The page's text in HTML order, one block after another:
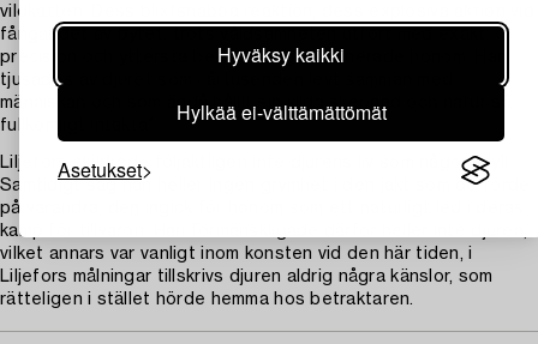
Hyväksy kaikki
Hylkää ei-välttämättömät
Asetukset
vildkatten. Dess blixtsnabba reaktion, dess explosiva aktion vid
fångandet av bytet, trots våldsamheten utfört med exakt
precision och yttersta behärskning, fascinerade honom. Han
tjusades av djuret som i årtusenden levt samman med
människan och som ändå hållit sin vilda skepnad och natur så
fullkomligt intakta".
Liljefors skildrade följaktligen inte djurens liv som någon idyll.
Samtidigt såg han heller ingen grymhet i den jakt som de förde
på varandra, den ingick för honom som ett naturligt led i deras
kamp för tillvaron. Han förmänskligade därför heller inte djuren,
vilket annars var vanligt inom konsten vid den här tiden, i
Liljefors målningar tillskrivs djuren aldrig några känslor, som
rätteligen i stället hörde hemma hos betraktaren.